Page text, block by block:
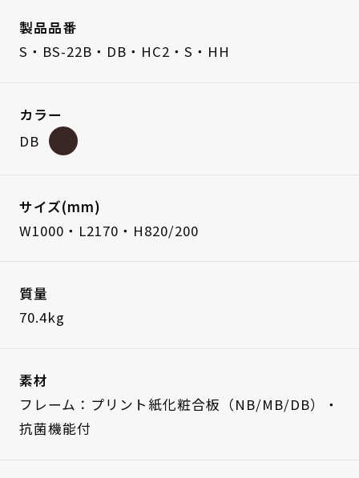
製品品番
S・BS-22B・DB・HC2・S・HH
カラー
DB
サイズ(mm)
W1000・L2170・H820/200
質量
70.4kg
素材
フレーム：プリント紙化粧合板（NB/MB/DB）・
抗菌機能付